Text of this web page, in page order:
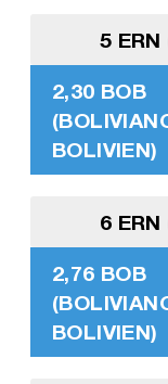
5 ERN
2,30 BOB
BOLIVIEN)
6 ERN
2,76 BOB
BOLIVIEN)